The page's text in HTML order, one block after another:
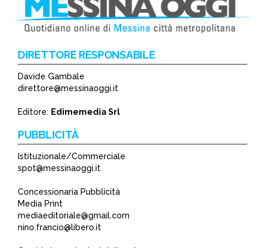
*
DIRETTORE RESPONSABILE
Davide Gambale
direttore@messinaoggi.it
Editore: Edimemedia Srl
PUBBLICITÀ
Istituzionale/Commerciale
spot@messinaoggi.it
Concessionaria Pubblicità
Media Print
mediaeditoriale@gmail.com
nino.francio@libero.it